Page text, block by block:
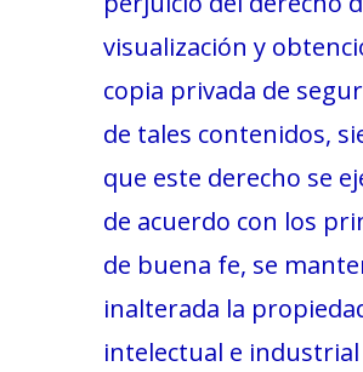
visualización y
copia privada de
de tales contenidos,
que este derecho se
de acuerdo con los
de buena fe, se
inalterada la
intelectual e industrial